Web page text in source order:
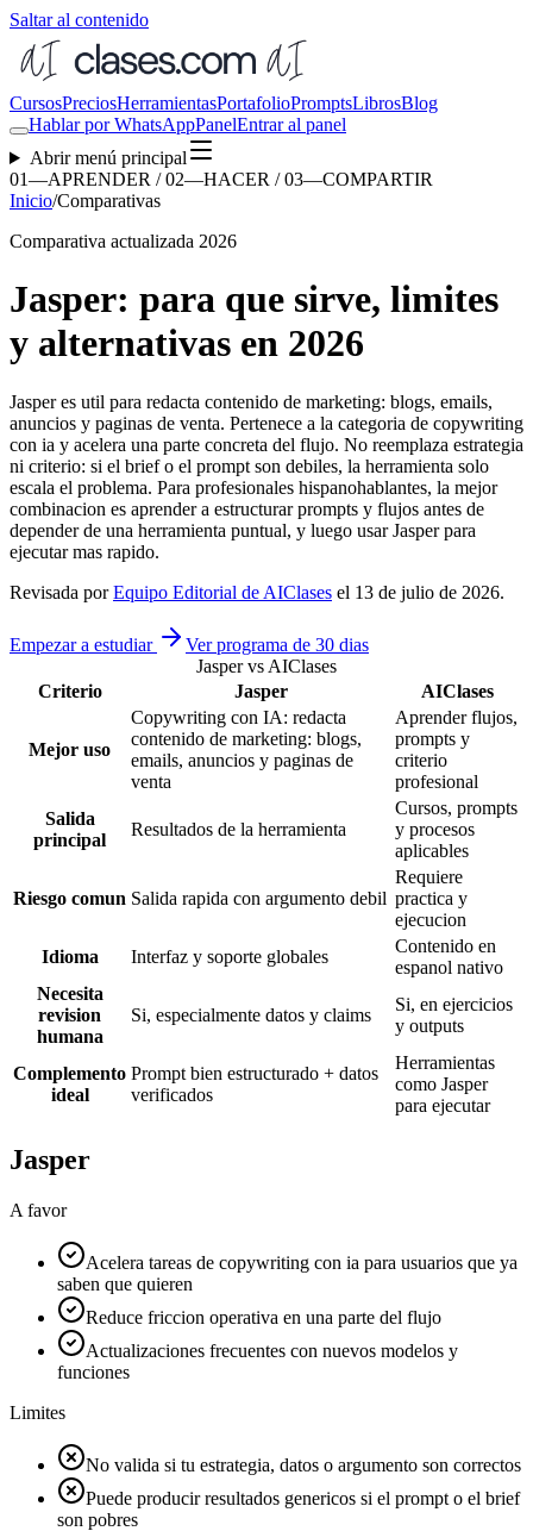
Saltar al contenido
CursosPreciosHerramientasPortafolioPromptsLibrosBlog
Hablar por WhatsAppPanelEntrar al panel
Abrir menú principal
01—APRENDER / 02—HACER / 03—COMPARTIR
Inicio/Comparativas
Comparativa actualizada 2026
Jasper: para que sirve, limites
y alternativas en 2026
Jasper es util para redacta contenido de marketing: blogs, emails,
anuncios y paginas de venta. Pertenece a la categoria de copywriting
con ia y acelera una parte concreta del flujo. No reemplaza estrategia
ni criterio: si el brief o el prompt son debiles, la herramienta solo
escala el problema. Para profesionales hispanohablantes, la mejor
combinacion es aprender a estructurar prompts y flujos antes de
depender de una herramienta puntual, y luego usar Jasper para
ejecutar mas rapido.
Revisada por Equipo Editorial de AIClases el 13 de julio de 2026.
Empezar a estudiar
Ver programa de 30 dias
Jasper vs AIClases
Criterio
Jasper AIClases
Mejor uso
Copywriting con IA: redacta
contenido de marketing: blogs,
emails, anuncios y paginas de
venta
Aprender flujos,
prompts y
criterio
profesional
Salida
principal
Resultados de la herramienta
Cursos, prompts
y procesos
aplicables
Riesgo comun Salida rapida con argumento debil
Requiere
practica y
ejecucion
Idioma
Interfaz y soporte globales
Contenido en
espanol nativo
Necesita
revision
humana
Si, especialmente datos y claims
Si, en ejercicios
y outputs
Complemento
ideal
Prompt bien estructurado + datos
verificados
Herramientas
como Jasper
para ejecutar
Jasper
A favor
Acelera tareas de copywriting con ia para usuarios que ya
saben que quieren
Reduce friccion operativa en una parte del flujo
Actualizaciones frecuentes con nuevos modelos y
funciones
Limites
No valida si tu estrategia, datos o argumento son correctos
Puede producir resultados genericos si el prompt o el brief
son pobres